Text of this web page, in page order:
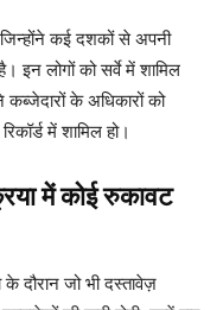
कई दशकों से अपनी
इन लोगों को सर्वे में शामिल
के अधिकारों को
में शामिल हो।
में कोई रुकावट
के दौरान जो भी दस्तावेज़